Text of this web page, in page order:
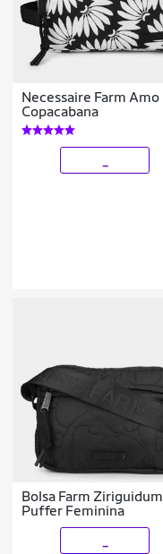
Necessaire Farm Amo
Copacabana
Bolsa Farm Ziriguidum
Puffer Feminina